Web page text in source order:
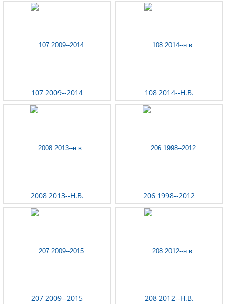
107 2009--2014 108 2014--Н.В.
2008 2013--Н.В. 206 1998--2012
207 2009--2015 208 2012--Н.В.